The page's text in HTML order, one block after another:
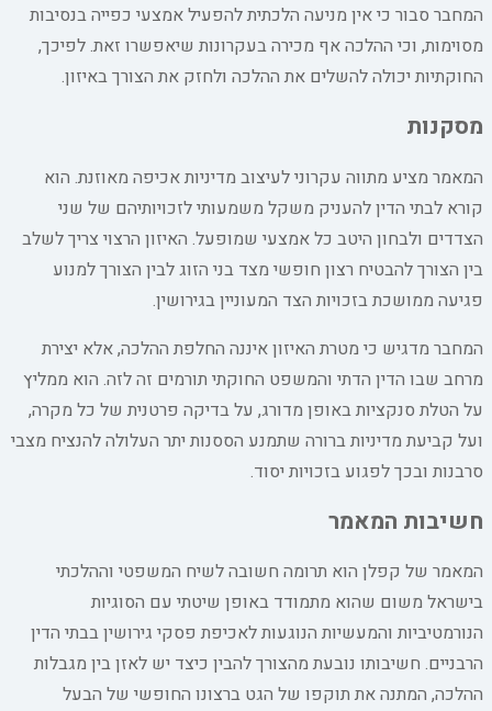
המחבר סבור כי אין מניעה הלכתית להפעיל אמצעי כפייה בנסיבות
מסוימות, וכי ההלכה אף מכירה בעקרונות שיאפשרו זאת. לפיכך,
החוקתיות יכולה להשלים את ההלכה ולחזק את הצורך באיזון.
מסקנות
המאמר מציע מתווה עקרוני לעיצוב מדיניות אכיפה מאוזנת. הוא
קורא לבתי הדין להעניק משקל משמעותי לזכויותיהם של שני
הצדדים ולבחון היטב כל אמצעי שמופעל. האיזון הרצוי צריך לשלב
בין הצורך להבטיח רצון חופשי מצד בני הזוג לבין הצורך למנוע
פגיעה ממושכת בזכויות הצד המעוניין בגירושין.
המחבר מדגיש כי מטרת האיזון איננה החלפת ההלכה, אלא יצירת
מרחב שבו הדין הדתי והמשפט החוקתי תורמים זה לזה. הוא ממליץ
על הטלת סנקציות באופן מדורג, על בדיקה פרטנית של כל מקרה,
ועל קביעת מדיניות ברורה שתמנע הססנות יתר העלולה להנציח מצבי
סרבנות ובכך לפגוע בזכויות יסוד.
חשיבות המאמר
המאמר של קפלן הוא תרומה חשובה לשיח המשפטי וההלכתי
בישראל משום שהוא מתמודד באופן שיטתי עם הסוגיות
הנורמטיביות והמעשיות הנוגעות לאכיפת פסקי גירושין בבתי הדין
הרבניים. חשיבותו נובעת מהצורך להבין כיצד יש לאזן בין מגבלות
ההלכה, המתנה את תוקפו של הגט ברצונו החופשי של הבעל